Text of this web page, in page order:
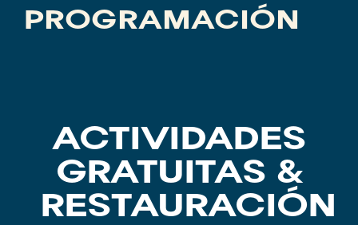
PROGRAMACIÓN
ACTIVIDADES
GRATUITAS &
RESTAURACIÓN